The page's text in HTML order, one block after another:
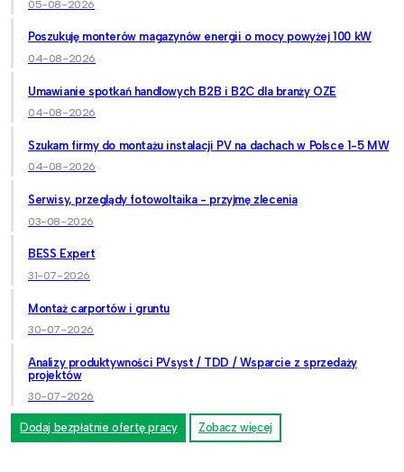
05-08-2026
Poszukuję monterów magazynów energii o mocy powyżej 100 kW
04-08-2026
Umawianie spotkań handlowych B2B i B2C dla branży OZE
04-08-2026
Szukam firmy do montażu instalacji PV na dachach w Polsce 1-5 MW
04-08-2026
Serwisy, przeglądy fotowoltaika - przyjmę zlecenia
03-08-2026
BESS Expert
31-07-2026
Montaż carportów i gruntu
30-07-2026
Analizy produktywności PVsyst / TDD / Wsparcie z sprzedaży
projektów
30-07-2026
Dodaj bezpłatnie ofertę pracy Zobacz więcej